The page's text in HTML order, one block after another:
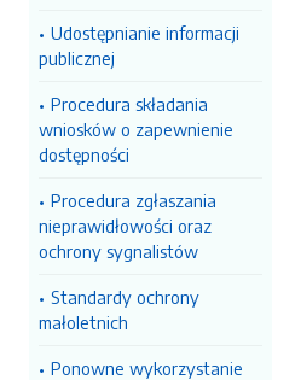
Udostępnianie informacji
publicznej
Procedura składania
wniosków o zapewnienie
dostępności
Procedura zgłaszania
nieprawidłowości oraz
ochrony sygnalistów
Standardy ochrony
małoletnich
Ponowne wykorzystanie